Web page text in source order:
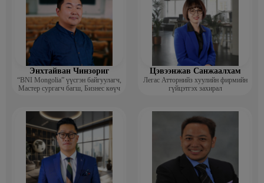
Энхтайван Чинзориг
“BNI Mongolia” үүсгэн байгуулагч,
Мастер сургагч багш, Бизнес көүч
Цэвээнжав Санжаалхам
Легас Атторнийз хуулийн фирмийн
гүйцэтгэх захирал